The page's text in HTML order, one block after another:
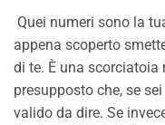
Quei numeri sono la
appena scoperto
di te. È una scorciatoia
presupposto che, se
valido da dire. Se